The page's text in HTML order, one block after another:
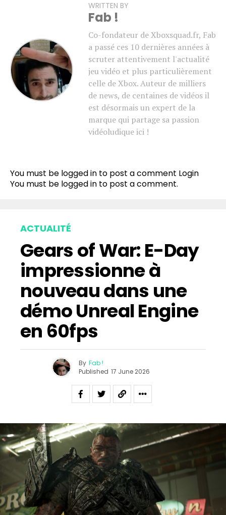
WRITTEN BY
Fab !
Co-fondateur de Xboxsquad.fr, Fab
a passé ces 10 dernières années à
scruter attentivement l'actualité
jeu vidéo et plus particulièrement
celle de Xbox. Auteur de milliers
de news, de centaines de vidéos il
est désormais un expert de la
marque qui partage sa passion
vidéoludique ici !
You must be logged in to post a comment Login
You must be logged in to post a comment.
ACTUALITÉ
Gears of War: E-Day
impressionne à
nouveau dans une
démo Unreal Engine
en 60fps
By Fab !
Published 17 June 2026